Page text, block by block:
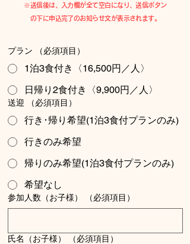
​※送信後は、入力欄が全て空白になり、​送信ボタン
の下に申込完了のお知らせ文が表示されます。
プラン （必須項目）
1泊3食付き〈16,500円／人〉
日帰り2食付き〈9,900円／人〉
送迎 （必須項目）
行き･帰り希望(1泊3食付プランのみ)
行きのみ希望
帰りのみ希望(1泊3食付プランのみ)
希望なし
参加人数（お子様） （必須項目）
氏名（お子様） （必須項目）